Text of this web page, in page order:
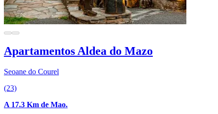
Apartamentos Aldea do Mazo
Seoane do Courel
(23)
A 17.3 Km de Mao.